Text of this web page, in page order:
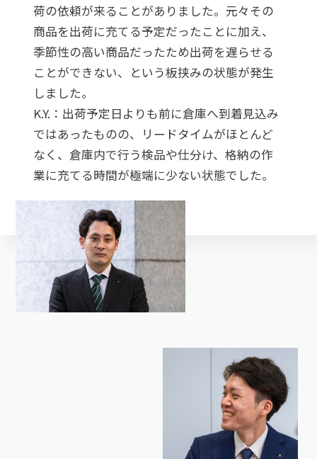
荷の依頼が来ることがありました。元々その
商品を出荷に充てる予定だったことに加え、
季節性の高い商品だったため出荷を遅らせる
ことができない、という板挟みの状態が発生
しました。
K.Y.：出荷予定日よりも前に倉庫へ到着見込み
ではあったものの、リードタイムがほとんど
なく、倉庫内で行う検品や仕分け、格納の作
業に充てる時間が極端に少ない状態でした。